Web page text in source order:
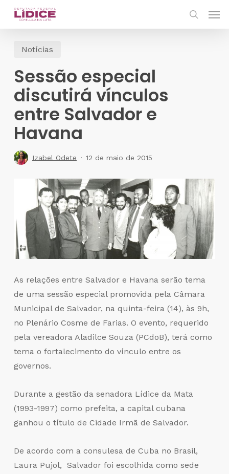
Skip
contentNotícias
Sessão especial
discutirá vínculos
entre Salvador e
Havana
Izabel Odete 12 de maio de 2015
As relações entre Salvador e Havana serão tema
de uma sessão especial promovida pela Câmara
Municipal de Salvador, na quinta-feira (14), às 9h,
no Plenário Cosme de Farias. O evento, requerido
pela vereadora Aladilce Souza (PCdoB), terá como
tema o fortalecimento do vínculo entre os
governos.
Durante a gestão da senadora Lídice da Mata
(1993-1997) como prefeita, a capital cubana
ganhou o título de Cidade Irmã de Salvador.
De acordo com a consulesa de Cuba no Brasil,
Laura Pujol, Salvador foi escolhida como sede